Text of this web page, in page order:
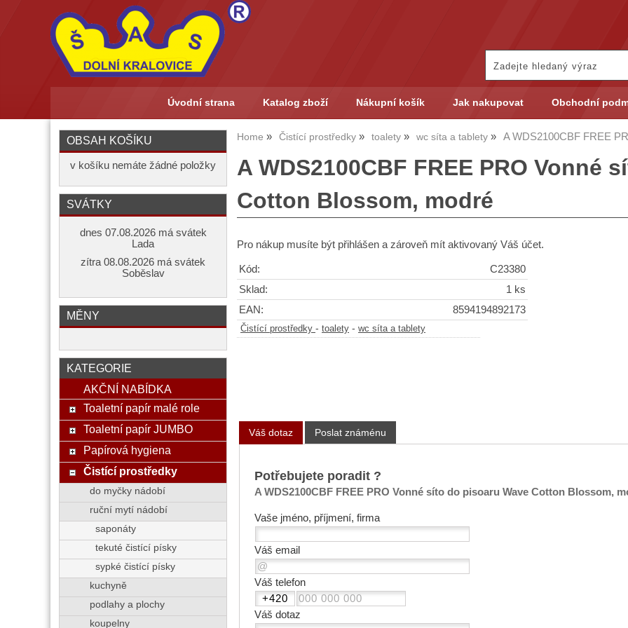
Úvodní strana Katalog zboží Nákupní košík Jak nakupovat Obchodní
Home Čistící prostředky toalety wc síta a tablety A WDS2100CBF FREE
A WDS2100CBF FREE PRO Vonné
Cotton Blossom, modré
Pro nákup musíte být přihlášen a zároveň mít aktivovaný Váš účet.
Kód:
C23380
Sklad:
1 ks
EAN:
8594194892173
Čistící prostředky - toalety - wc síta a tablety
Váš dotaz Poslat známénu
Potřebujete poradit ?
A WDS2100CBF FREE PRO Vonné síto do pisoaru Wave Cotton Blossom,
Vaše jméno, příjmení, firma
Váš email
Váš telefon
Váš dotaz
OBSAH KOŠÍKU
v košíku nemáte žádné položky
SVÁTKY
dnes 07.08.2026 má svátek
Lada
zítra 08.08.2026 má svátek
Soběslav
MĚNY
KATEGORIE
AKČNÍ NABÍDKA
Toaletní papír malé role
Toaletní papír JUMBO
Papírová hygiena
Čistící prostředky
do myčky nádobí
ruční mytí nádobí
saponáty
tekuté čistící písky
sypké čistící písky
kuchyně
podlahy a plochy
koupelny